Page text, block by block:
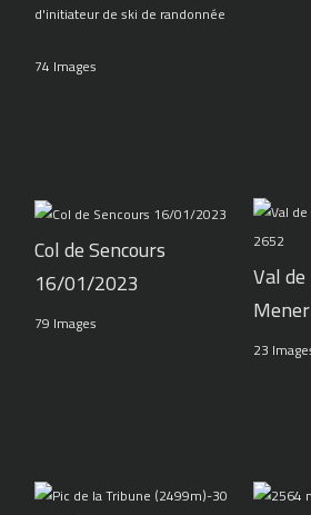
d'initiateur de ski de randonnée
74 Images
Col de Sencours
16/01/2023
79 Images
Val
23